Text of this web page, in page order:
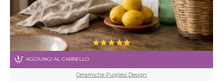
Ceramiche Pugliesi Design
AGGIUNGI AL CARRELLO